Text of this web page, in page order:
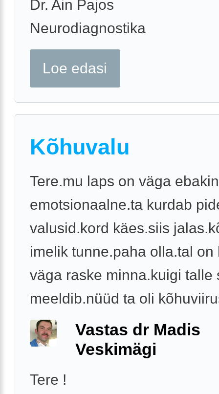
Dr. Ain Pajos
Neurodiagnostika
Loe edasi
Kõhuvalu
Tere.mu laps on väga
emotsionaalne.ta kurdab
valusid.kord käes.siis
imelik tunne.paha olla.tal on
väga raske minna.kuigi talle
meeldib.nüüd ta oli
Vastas dr Madis
Veskimägi
Tere !